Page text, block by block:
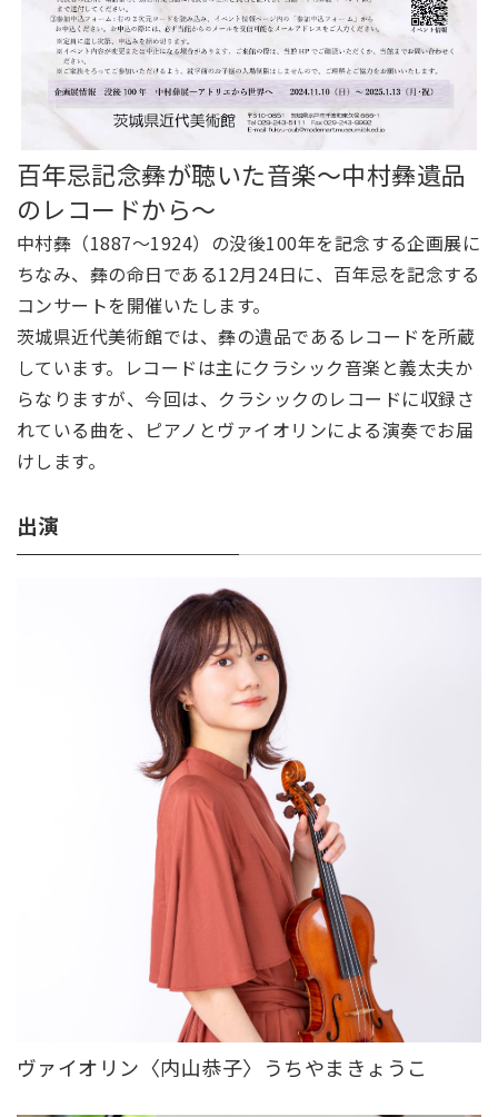
百年忌記念彝が聴いた音楽～中村彝遺品
のレコードから～
中村彝（1887～1924）の没後100年を記念する企画展に
ちなみ、彝の命日である12月24日に、百年忌を記念する
コンサートを開催いたします。
茨城県近代美術館では、彝の遺品であるレコードを所蔵
しています。レコードは主にクラシック音楽と義太夫か
らなりますが、今回は、クラシックのレコードに収録さ
れている曲を、ピアノとヴァイオリンによる演奏でお届
けします。
出演
ヴァイオリン〈内山恭子〉うちやまきょうこ